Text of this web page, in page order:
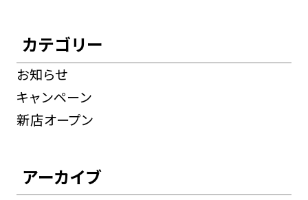
カテゴリー
お知らせ
キャンペーン
新店オープン
アーカイブ